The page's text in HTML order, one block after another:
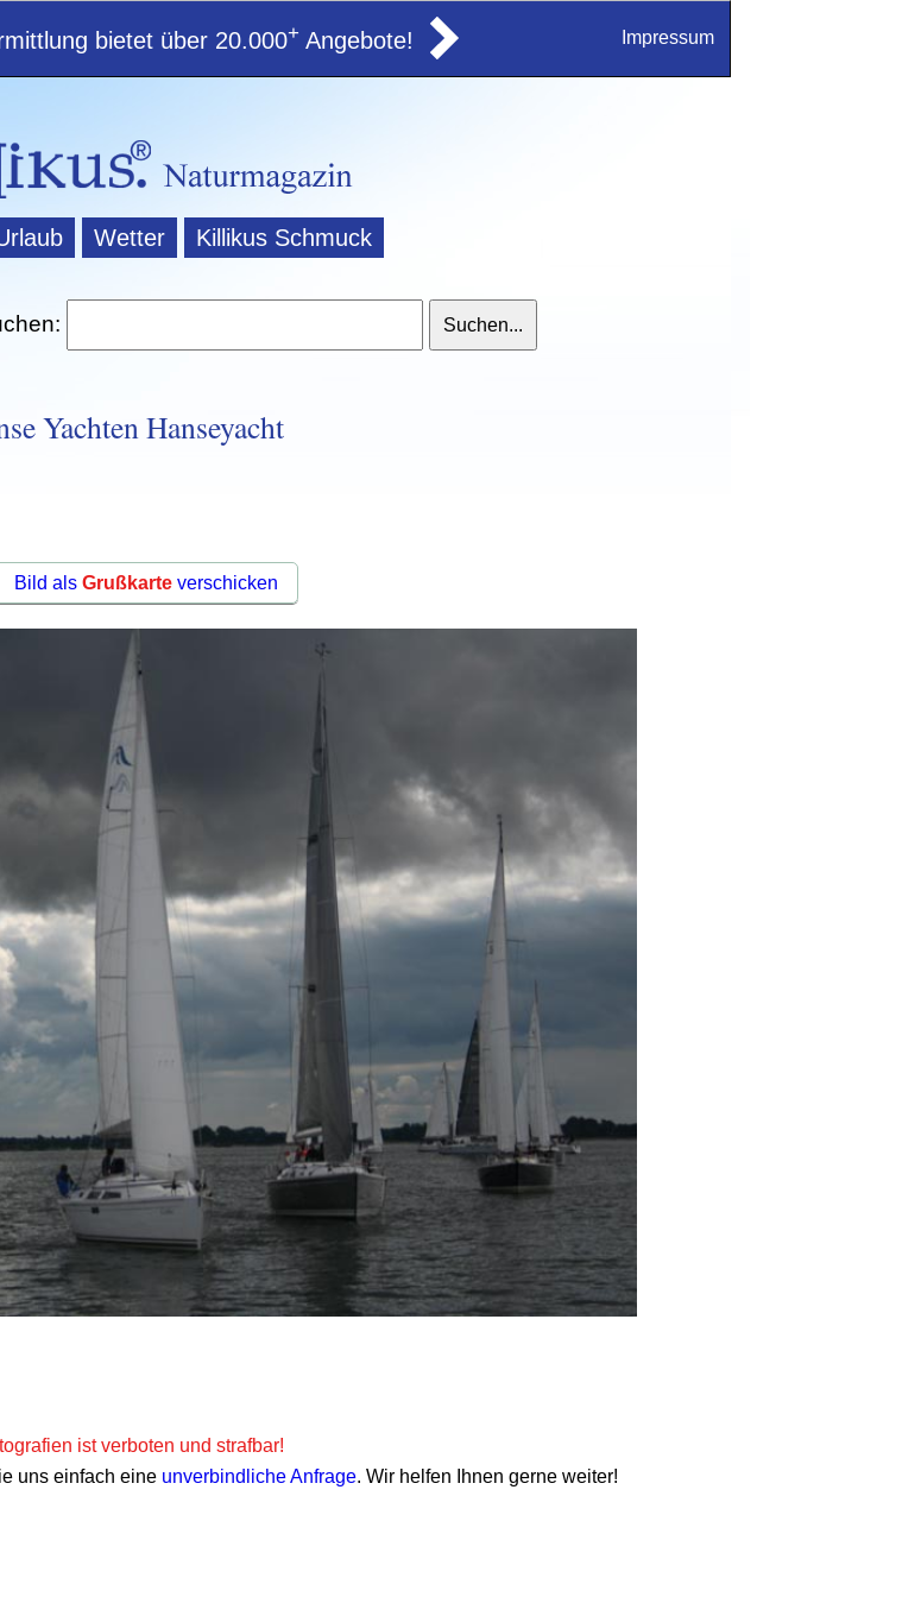
bietet über 20.000+ Angebote! Impressum
Wetter Killikus Schmuck
Yachten Hanseyacht
Bild als Grußkarteverschicken
ist verboten und strafbar!
uns einfach eine unverbindliche Anfrage. Wir helfen Ihnen gerne weiter!